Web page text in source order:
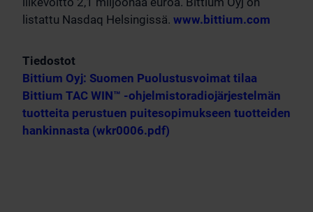
listattu Nasdaq Helsingissä. www.bittium.com
Tiedostot
Bittium Oyj: Suomen Puolustusvoimat tilaa
Bittium TAC WIN™ -ohjelmistoradiojärjestelmän
tuotteita perustuen puitesopimukseen tuotteiden
hankinnasta (wkr0006.pdf)